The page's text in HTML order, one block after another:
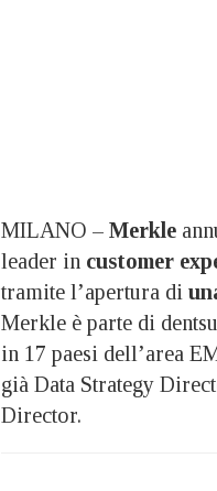
MILANO – Merkle
leader in customer
tramite l’apertura di
Merkle è parte di
in 17 paesi dell’area
già Data Strategy
Director.